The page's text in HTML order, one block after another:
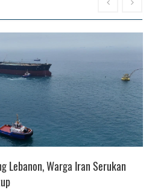
Lebanon, Warga Iran Serukan